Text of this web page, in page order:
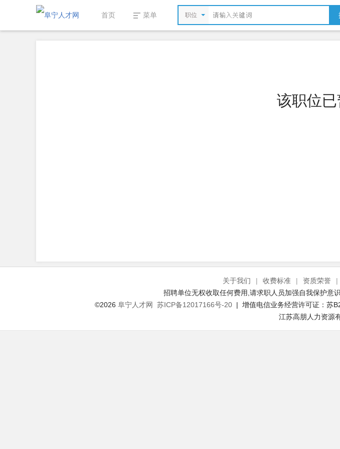
首页 菜单 职位
该职位
关于我们 | 收费标准 | 资质荣誉 |
招聘单位无权收取任何费用,请求职人员加强自我保护意
©2026 阜宁人才网 苏ICP备12017166号-20 | 增值电信业务经营许可证：苏
江苏高朋人力资源